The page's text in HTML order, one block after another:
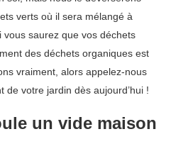
verts où il sera mélangé à
vous saurez que vos déchets
des déchets organiques est
vraiment, alors appelez-nous
de votre jardin dès aujourd’hui !
un vide maison